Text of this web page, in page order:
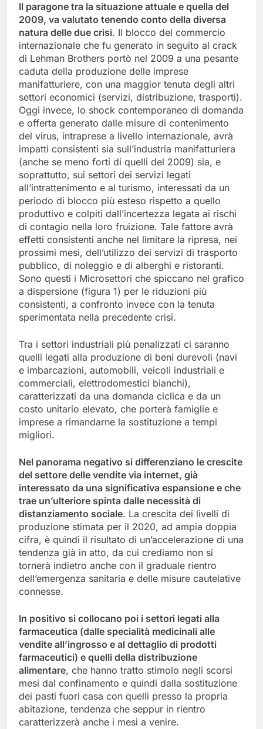
Il paragone tra la situazione attuale e quella del
2009, va valutato tenendo conto della diversa
natura delle due crisi. Il blocco del commercio
internazionale che fu generato in seguito al crack
di Lehman Brothers portò nel 2009 a una pesante
caduta della produzione delle imprese
manifatturiere, con una maggior tenuta degli altri
settori economici (servizi, distribuzione, trasporti).
Oggi invece, lo shock contemporaneo di domanda
e offerta generato dalle misure di contenimento
del virus, intraprese a livello internazionale, avrà
impatti consistenti sia sull’industria manifatturiera
(anche se meno forti di quelli del 2009) sia, e
soprattutto, sui settori dei servizi legati
all’intrattenimento e al turismo, interessati da un
periodo di blocco più esteso rispetto a quello
produttivo e colpiti dall’incertezza legata ai rischi
di contagio nella loro fruizione. Tale fattore avrà
effetti consistenti anche nel limitare la ripresa, nei
prossimi mesi, dell’utilizzo dei servizi di trasporto
pubblico, di noleggio e di alberghi e ristoranti.
Sono questi i Microsettori che spiccano nel grafico
a dispersione (figura 1) per le riduzioni più
consistenti, a confronto invece con la tenuta
sperimentata nella precedente crisi.
Tra i settori industriali più penalizzati ci saranno
quelli legati alla produzione di beni durevoli (navi
e imbarcazioni, automobili, veicoli industriali e
commerciali, elettrodomestici bianchi),
caratterizzati da una domanda ciclica e da un
costo unitario elevato, che porterà famiglie e
imprese a rimandarne la sostituzione a tempi
migliori.
Nel panorama negativo si differenziano le crescite
del settore delle vendite via internet, già
interessato da una significativa espansione e che
trae un’ulteriore spinta dalle necessità di
distanziamento sociale. La crescita dei livelli di
produzione stimata per il 2020, ad ampia doppia
cifra, è quindi il risultato di un’accelerazione di una
tendenza già in atto, da cui crediamo non si
tornerà indietro anche con il graduale rientro
dell’emergenza sanitaria e delle misure cautelative
connesse.
In positivo si collocano poi i settori legati alla
farmaceutica (dalle specialità medicinali alle
vendite all’ingrosso e al dettaglio di prodotti
farmaceutici) e quelli della distribuzione
alimentare, che hanno tratto stimolo negli scorsi
mesi dal confinamento e quindi dalla sostituzione
dei pasti fuori casa con quelli presso la propria
abitazione, tendenza che seppur in rientro
caratterizzerà anche i mesi a venire.